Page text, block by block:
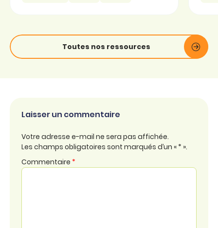
Toutes nos ressources
Laisser un commentaire
Votre adresse e-mail ne sera pas affichée.
Les champs obligatoires sont marqués d’un « * ».
Commentaire *